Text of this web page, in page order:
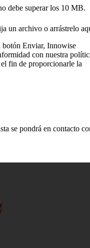
debe superar los 10 MB.
un archivo o arrástrelo
botón Enviar, Innowise
con nuestra
fin de proporcionarle la
se pondrá en contacto